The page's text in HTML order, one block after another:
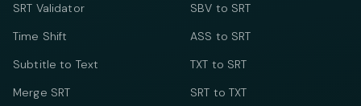
SRT Validator
Time Shift
Subtitle to Text
Merge SRT
SBV to SRT
ASS to SRT
TXT to SRT
SRT to TXT